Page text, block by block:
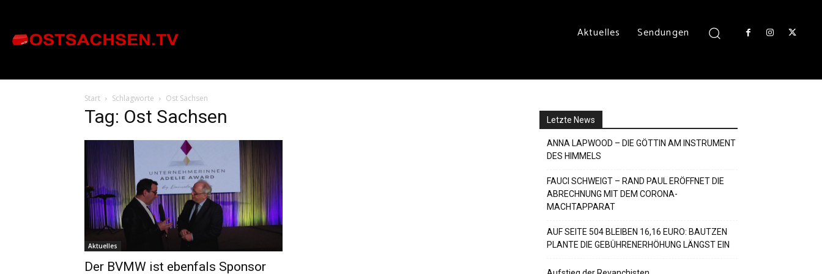
Aktuelles Sendungen
Start Schlagworte Ost Sachsen
Tag: Ost Sachsen
Aktuelles
Der BVMW ist ebenfals Sponsor
Letzte News
ANNA LAPWOOD – DIE GÖTTIN AM INSTRUMENT
DES HIMMELS
FAUCI SCHWEIGT – RAND PAUL ERÖFFNET DIE
ABRECHNUNG MIT DEM CORONA-
MACHTAPPARAT
AUF SEITE 504 BLEIBEN 16,16 EURO: BAUTZEN
PLANTE DIE GEBÜHRENERHÖHUNG LÄNGST EIN